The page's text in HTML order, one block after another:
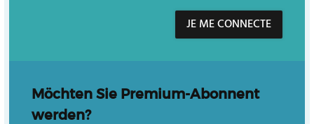
JE ME CONNECTE
Möchten Sie Premium-Abonnent
werden?